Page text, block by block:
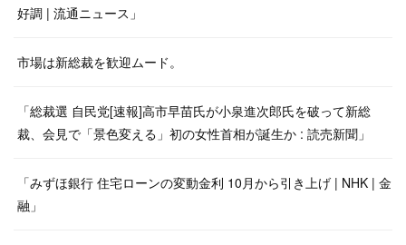
好調 | 流通ニュース」
市場は新総裁を歓迎ムード。
「総裁選 自民党[速報]高市早苗氏が小泉進次郎氏を破って新総
裁、会見で「景色変える」初の女性首相が誕生か : 読売新聞」
「みずほ銀行 住宅ローンの変動金利 10月から引き上げ | NHK | 金
融」